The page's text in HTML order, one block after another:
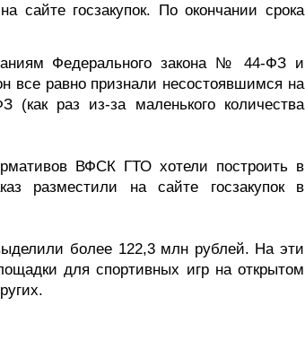
сайте госзакупок. По окончании срока
Федерального закона № 44-ФЗ и
все равно признали несостоявшимся на
раз из-за маленького количества
ВФСК ГТО хотели построить в
разместили на сайте госзакупок в
более 122,3 млн рублей. На эти
для спортивных игр на открытом